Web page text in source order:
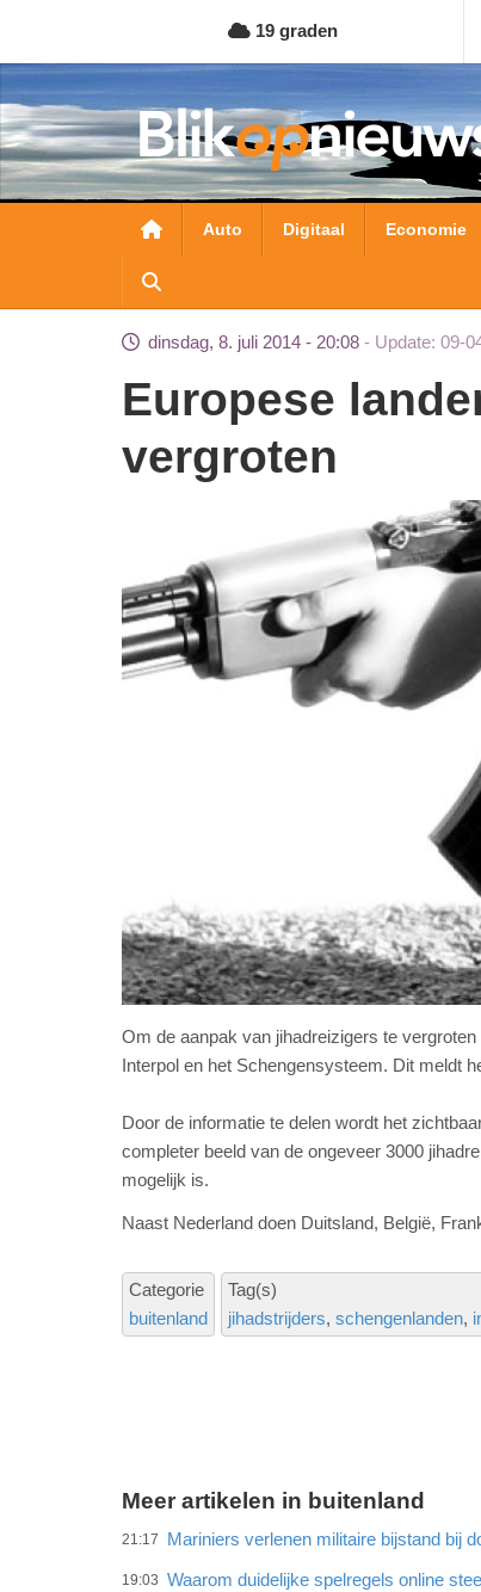
naar
de
inhoud
gaan
19 graden
Hoofdnavigatie
Auto Digitaal Economie
dinsdag, 8. juli 2014 - 20:08 Update: 09-
Europese landen gaan aanpak jihadreizigers
vergroten
Om de aanpak van jihadreizigers te
Interpol en het Schengensysteem. Dit meldt
Door de informatie te delen wordt het
completer beeld van de ongeveer 3000
mogelijk is.
Naast Nederland doen Duitsland, België,
Categorie
buitenland
Tag(s)
jihadstrijders schengenlanden
Meer artikelen in buitenland
21:17 Mariniers verlenen militaire bijstand bij
19:03 Waarom duidelijke spelregels online